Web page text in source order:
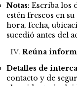
Notas: Escriba los
estén frescos en
hora, fecha,
sucedió antes del
Reúna
Detalles de
contacto y de